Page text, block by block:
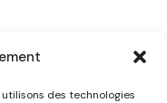
des technologies